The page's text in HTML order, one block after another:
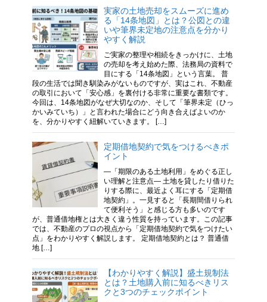
実家の土地売却をスムーズに進め
る「14条地図」とは？公図との違
いや筆界未定地の注意点を分かり
やすく解説
ご実家の整理や相続をきっかけに、土地
の売却を考え始めた際、法務局の資料で
目にする「14条地図」という言葉。 普
段の生活では聞き馴染みがないものですが、実はこれ、不動産
の取引において「安心感」を裏付ける非常に重要な書類です。
今回は、14条地図がなぜ大切なのか、そして「筆界未定（ひっ
かいみていち）」と言われた場合にどう向き合えばよいのか
を、分かりやすく紐解いていきます。 […]
定期借地契約で気をつけるべきポ
イント
―「期限のある土地利用」をめぐる正し
い理解と注意点― 土地を貸したり借りた
りする際に、最近よく耳にする「定期借
地契約」。一見すると「長期間借りられ
て便利そう」と感じる方も多いのです
が、普通借地権とは大きく違う性質を持っています。この記事
では、不動産のプロの視点から「定期借地契約で気をつけたい
点」をわかりやすく解説します。 定期借地契約とは？ 普通借
地 […]
【わかりやすく解説】盛土規制法
とは？土地購入前に知るべきリス
クと3つのチェックポイント